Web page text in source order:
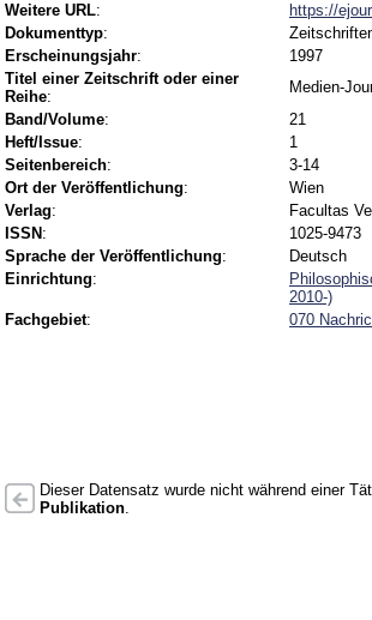
Weitere URL:
https://
Dokumenttyp:
Erscheinungsjahr:
1997
Titel einer Zeitschrift oder einer
Reihe:
Medien-
Band/Volume:
21
Heft/Issue:
1
Seitenbereich:
3-14
Ort der Veröffentlichung:
Wien
Verlag:
Facultas
ISSN :
1025-9473
Sprache der Veröffentlichung:
Deutsch
Einrichtung:
2010-)
Fachgebiet: 070
Dieser Datensatz wurde nicht während einer
Publikation